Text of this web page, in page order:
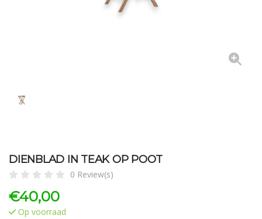
DIENBLAD IN TEAK OP POOT
0 Review(s)
€40,00
Op voorraad